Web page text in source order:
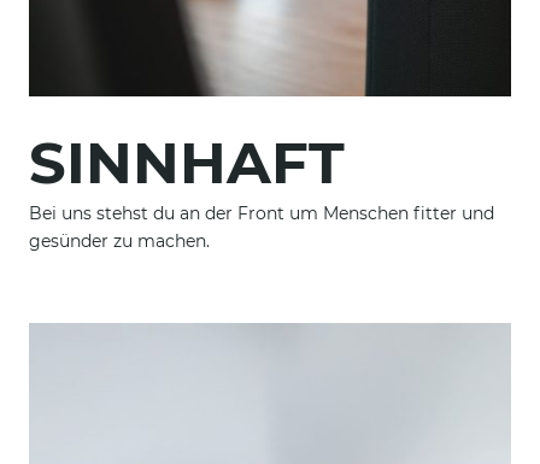
SINNHAFT
Bei uns stehst du an der Front um Menschen fitter und
gesünder zu machen.